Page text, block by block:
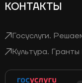
КОНТАКТЫ
Госуслуги.
Культура.